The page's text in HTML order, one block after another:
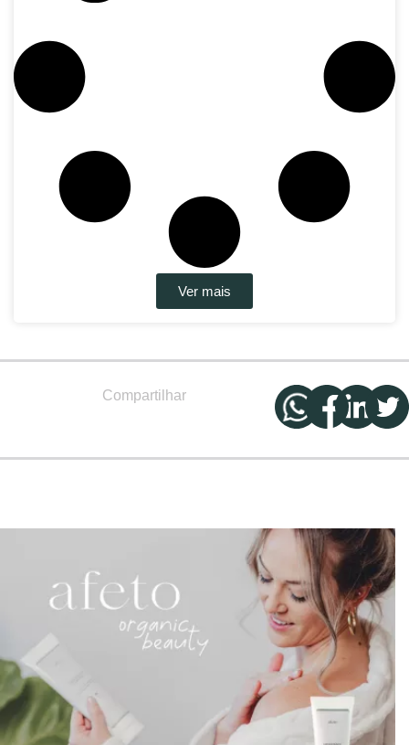
Ver mais
Compartilhar